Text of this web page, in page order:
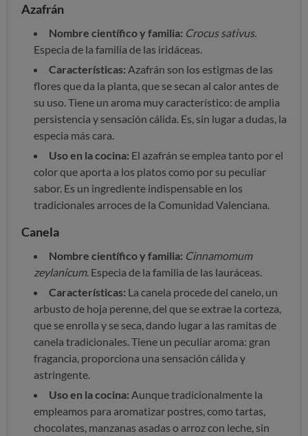
Azafrán
Nombre científico y familia: Crocus sativus.
Especia de la familia de las iridáceas.
Características: Azafrán son los estigmas de las
flores que da la planta, que se secan al calor antes de
su uso. Tiene un aroma muy característico: de amplia
persistencia y sensación cálida. Es, sin lugar a dudas, la
especia más cara.
Uso en la cocina: El azafrán se emplea tanto por el
color que aporta a los platos como por su peculiar
sabor. Es un ingrediente indispensable en los
tradicionales arroces de la Comunidad Valenciana.
Canela
Nombre científico y familia: Cinnamomum
zeylanicum. Especia de la familia de las lauráceas.
Características: La canela procede del canelo, un
arbusto de hoja perenne, del que se extrae la corteza,
que se enrolla y se seca, dando lugar a las ramitas de
canela tradicionales. Tiene un peculiar aroma: gran
fragancia, proporciona una sensación cálida y
astringente.
Uso en la cocina: Aunque tradicionalmente la
empleamos para aromatizar postres, como tartas,
chocolates, manzanas asadas o arroz con leche, sin